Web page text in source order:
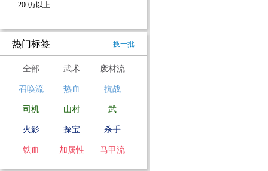
200万以上
热门标签 换一批
全部 武术 废材流
召唤流 热血 抗战
司机 山村 武
火影 探宝 杀手
铁血 加属性 马甲流